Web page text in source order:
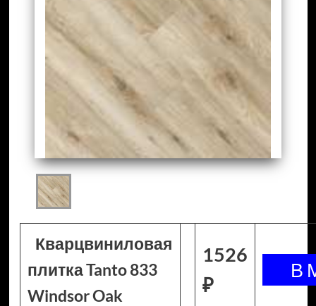
Кварцвиниловая
плитка Tanto 833
Windsor Oak
1526
₽